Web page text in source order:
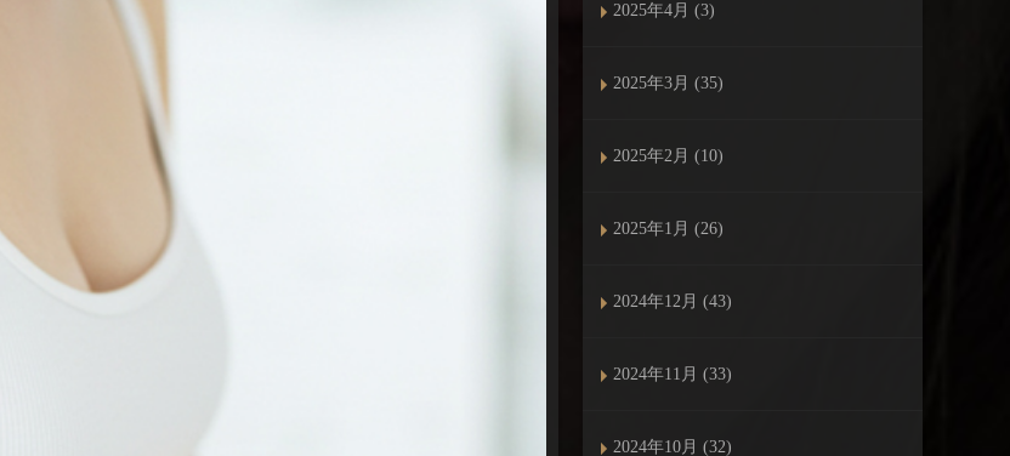
2025年4月 (3)
2025年3月 (35)
2025年2月 (10)
2025年1月 (26)
2024年12月 (43)
2024年11月 (33)
2024年10月 (32)